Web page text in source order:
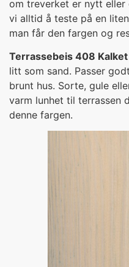
om treverket er nytt eller
vi alltid å teste på en
man får den fargen og
Terrassebeis 408 Kalket
litt som sand. Passer
brunt hus. Sorte, gule
varm lunhet til terrassen
denne fargen.